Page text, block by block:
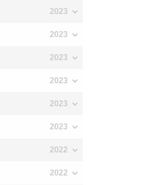
2023
2023
2023
2023
2023
2023
2022
2022